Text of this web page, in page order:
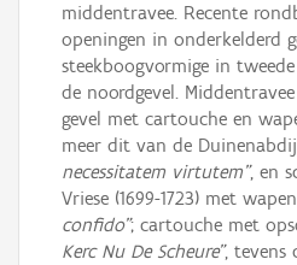
middentravee. Recente
openingen in onderkelderd
steekboogvormige in
de noordgevel.
gevel met cartouche en
meer dit van de
necessitatem virtutem", en
Vriese (1699-1723) met
confido"; cartouche met
Kerc Nu De Scheure", tevens